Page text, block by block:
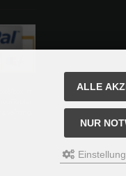
ALLE
NUR